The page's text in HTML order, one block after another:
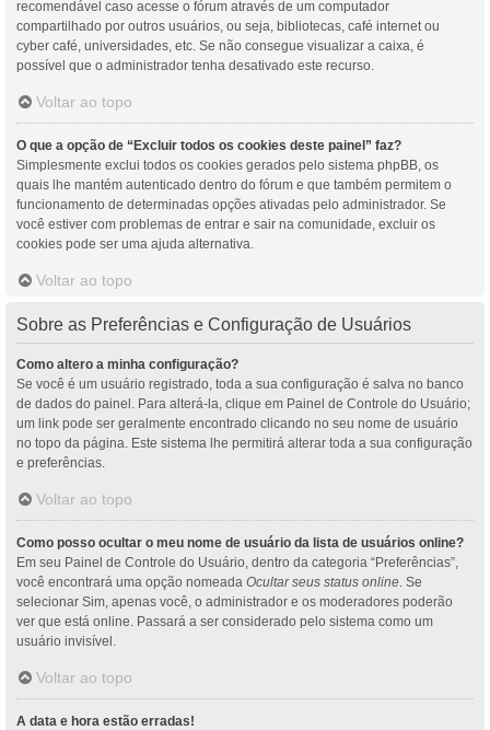
recomendável caso acesse o fórum através de um computador
compartilhado por outros usuários, ou seja, bibliotecas, café internet ou
cyber café, universidades, etc. Se não consegue visualizar a caixa, é
possível que o administrador tenha desativado este recurso.
Voltar ao topo
O que a opção de “Excluir todos os cookies deste painel” faz?
Simplesmente exclui todos os cookies gerados pelo sistema phpBB, os
quais lhe mantém autenticado dentro do fórum e que também permitem o
funcionamento de determinadas opções ativadas pelo administrador. Se
você estiver com problemas de entrar e sair na comunidade, excluir os
cookies pode ser uma ajuda alternativa.
Voltar ao topo
Sobre as Preferências e Configuração de Usuários
Como altero a minha configuração?
Se você é um usuário registrado, toda a sua configuração é salva no banco
de dados do painel. Para alterá-la, clique em Painel de Controle do Usuário;
um link pode ser geralmente encontrado clicando no seu nome de usuário
no topo da página. Este sistema lhe permitirá alterar toda a sua configuração
e preferências.
Voltar ao topo
Como posso ocultar o meu nome de usuário da lista de usuários online?
Em seu Painel de Controle do Usuário, dentro da categoria “Preferências”,
você encontrará uma opção nomeada Ocultar seus status online. Se
selecionar Sim, apenas você, o administrador e os moderadores poderão
ver que está online. Passará a ser considerado pelo sistema como um
usuário invisível.
Voltar ao topo
A data e hora estão erradas!